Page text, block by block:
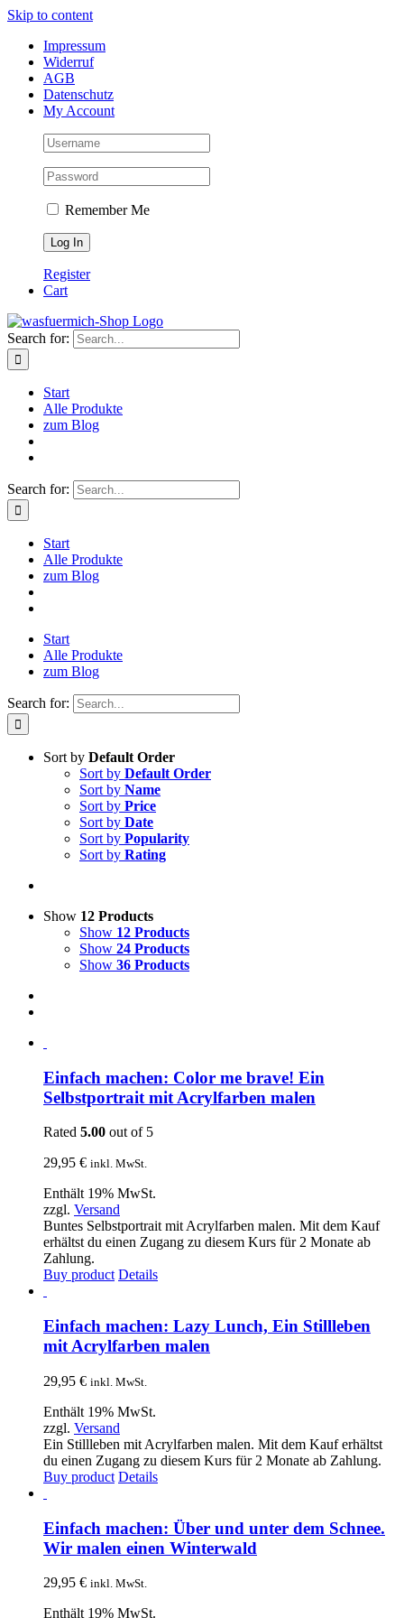
Skip to content
Impressum
Widerruf
AGB
Datenschutz
My Account
Remember Me
Register
Cart
Search for:
Start
Alle Produkte
zum Blog
Search for:
Start
Alle Produkte
zum Blog
Start
Alle Produkte
zum Blog
Search for:
Sort by Default Order
Sort by Default Order
Sort by Name
Sort by Price
Sort by Date
Sort by Popularity
Sort by Rating
Show 12 Products
Show 12 Products
Show 24 Products
Show 36 Products
Einfach machen: Color me brave! Ein
Selbstportrait mit Acrylfarben malen
Rated 5.00 out of 5
29,95 € inkl. MwSt.
Enthält 19% MwSt.
zzgl. Versand
Buntes Selbstportrait mit Acrylfarben malen. Mit dem Kauf
erhältst du einen Zugang zu diesem Kurs für 2 Monate ab
Zahlung.
Buy product Details
Einfach machen: Lazy Lunch, Ein Stillleben
mit Acrylfarben malen
29,95 € inkl. MwSt.
Enthält 19% MwSt.
zzgl. Versand
Ein Stillleben mit Acrylfarben malen. Mit dem Kauf erhältst
du einen Zugang zu diesem Kurs für 2 Monate ab Zahlung.
Buy product Details
Einfach machen: Über und unter dem Schnee.
Wir malen einen Winterwald
29,95 € inkl. MwSt.
Enthält 19% MwSt.